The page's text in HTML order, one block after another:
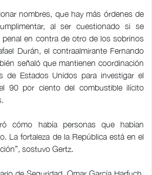
nombres, que hay más órdenes de
al ser cuestionado si se
penal en contra de otro de los sobrinos
Durán, el contraalmirante Fernando
señaló que mantienen coordinación
de Estados Unidos para investigar el
90 por ciento del combustible ilícito
cómo había personas que habían
La fortaleza de la República está en el
sostuvo Gertz.